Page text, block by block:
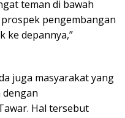
teman di bawah
pengembangan
ke depannya,”
juga masyarakat yang
Hal tersebut